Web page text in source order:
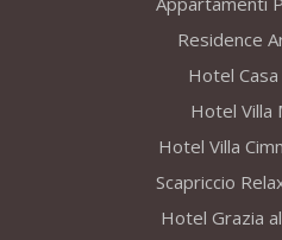
Residence
Hotel Casa
Hotel Villa
Hotel Villa
Scapriccio
Hotel Grazia